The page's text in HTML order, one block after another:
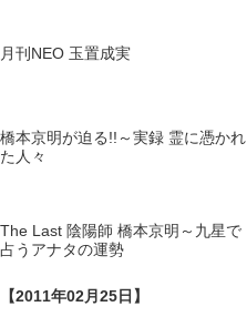
月刊NEO 玉置成実
橋本京明が迫る!!～実録 霊に憑かれ
た人々
The Last 陰陽師 橋本京明～九星で
占うアナタの運勢
【2011年02月25日】